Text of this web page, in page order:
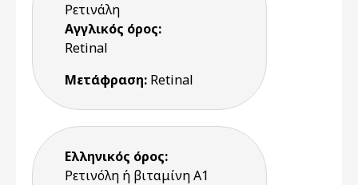
Ρετινάλη
Αγγλικός όρος:
Retinal
Μετάφραση: Retinal
Ελληνικός όρος:
Ρετινόλη ή βιταμίνη Α1